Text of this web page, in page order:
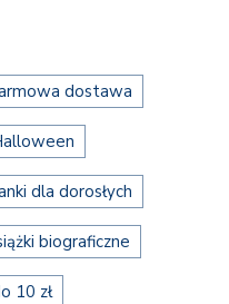
dostawa
dla dorosłych
biograficzne
10 zł